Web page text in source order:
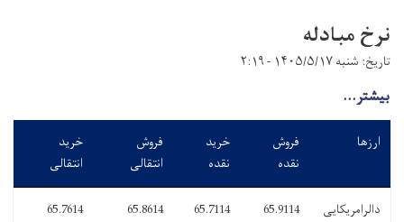
نرخ مبادله
تاریخ: شنبه ۱۴۰۵/۵/۱۷ - ۲:۱۹
بیشتر...
ارزها
فروش
نقده
خرید
نقده
فروش
انتقالی
خرید
انتقالی
دالرامریکایی 65.9114
65.7114
65.8614
65.7614